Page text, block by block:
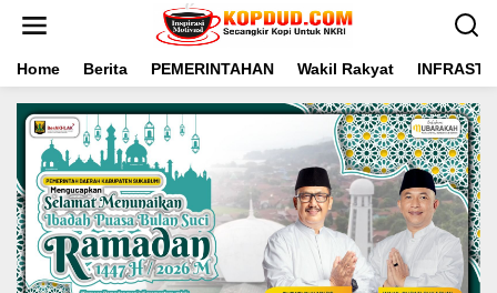
t
Home Berita PEMERINTAHAN Wakil Rakyat